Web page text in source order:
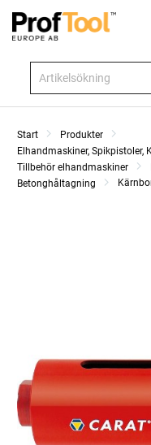
Start
Produkter
Elhandmaskiner, Spikpistoler,
Tillbehör elhandmaskiner
Betonghåltagning